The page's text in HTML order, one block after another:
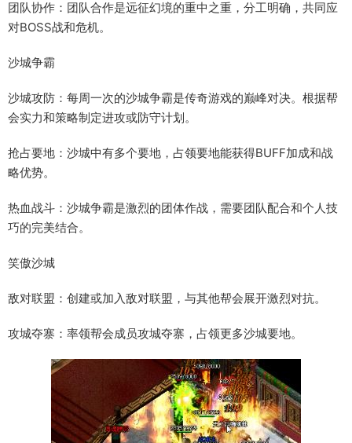
团队协作：团队合作是远征幻境的重中之重，分工明确，共同应
对BOSS战和危机。
沙城争霸
沙城攻防：每周一次的沙城争霸是传奇游戏的巅峰对决。根据帮
会实力和策略制定进攻或防守计划。
抢占要地：沙城中有多个要地，占领要地能获得BUFF加成和战
略优势。
热血战斗：沙城争霸是激烈的团体作战，需要团队配合和个人技
巧的完美结合。
笑傲沙城
敌对联盟：创建或加入敌对联盟，与其他帮会展开激烈对抗。
攻城夺寨：率领帮会成员攻城夺寨，占领更多沙城要地。